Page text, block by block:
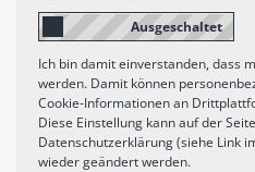
Ich bin damit einverstanden, dass
werden. Damit können
Cookie-Informationen an
Diese Einstellung kann auf der
Datenschutzerklärung (siehe Link
wieder geändert werden.